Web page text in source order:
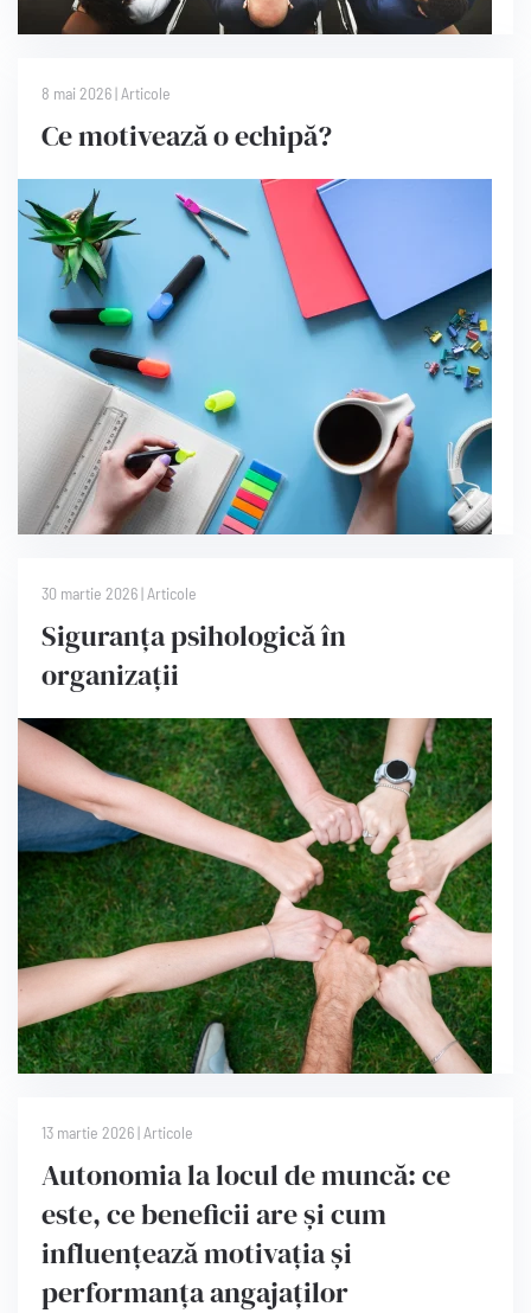
8 mai 2026|Articole
Ce motivează o echipă?
30 martie 2026|Articole
Siguranța psihologică în
organizații
13 martie 2026|Articole
Autonomia la locul de muncă: ce
este, ce beneficii are și cum
influențează motivația și
performanța angajaților